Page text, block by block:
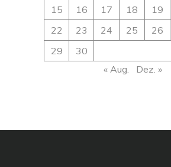
15
16 17 18 19
22
23 24 25 26
29
30
« Aug.
Dez. »